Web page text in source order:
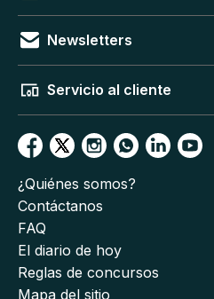
Newsletters
Servicio al cliente
¿Quiénes somos?
Contáctanos
FAQ
El diario de hoy
Reglas de concursos
Mapa del sitio